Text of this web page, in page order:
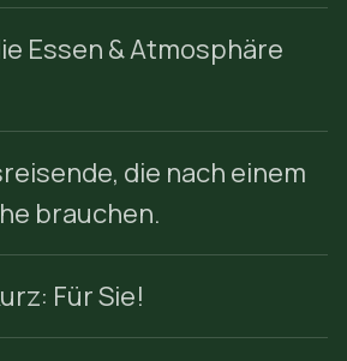
Essen & Atmosphäre
die nach einem
brauchen.
Für Sie!